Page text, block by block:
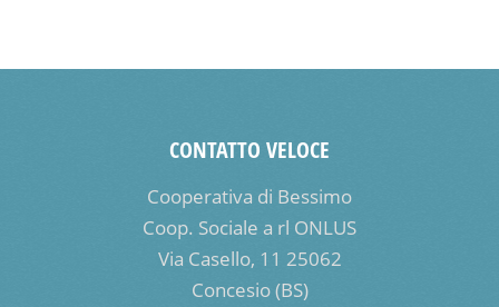
CONTATTO VELOCE
Cooperativa di Bessimo
Coop. Sociale a rl ONLUS
Via Casello, 11 25062
Concesio (BS)